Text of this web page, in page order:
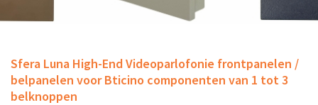
Sfera Luna High-End Videoparlofonie frontpanelen /
belpanelen voor Bticino componenten van 1 tot 3
belknoppen